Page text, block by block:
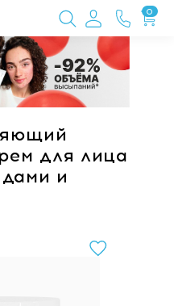
0
для лица
и